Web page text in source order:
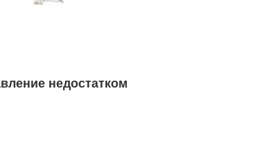
недостатком